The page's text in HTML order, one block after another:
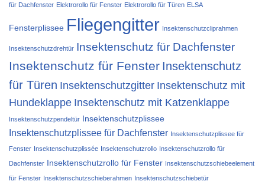
für Dachfenster Elektrorollo für Fenster Elektrorollo für Türen ELSA
Fensterplissee Fliegengitter Insektenschutzcliprahmen
Insektenschutzdrehtür Insektenschutz für Dachfenster
Insektenschutz für Fenster Insektenschutz
für Türen Insektenschutzgitter Insektenschutz mit
Hundeklappe Insektenschutz mit Katzenklappe
Insektenschutzpendeltür Insektenschutzplissee
Insektenschutzplissee für Dachfenster Insektenschutzplissee für
Fenster Insektenschutzplissée Insektenschutzrollo Insektenschutzrollo für
Dachfenster Insektenschutzrollo für Fenster Insektenschutzschiebeelement
für Fenster Insektenschutzschieberahmen Insektenschutzschiebetür